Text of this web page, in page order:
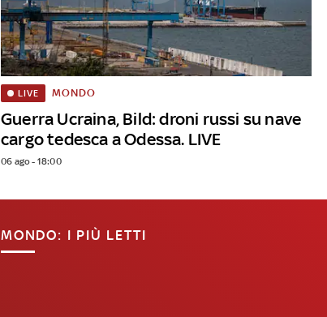
Guerra Ucraina, Bild: droni russi su nave
cargo tedesca a Odessa. LIVE
LIVE MONDO
06 ago - 18:00
MONDO: I PIÙ LETTI